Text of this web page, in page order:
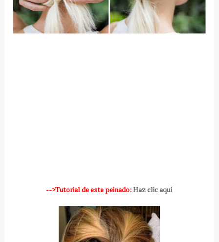
-->Tutorial de este peinado:Haz clic aquí